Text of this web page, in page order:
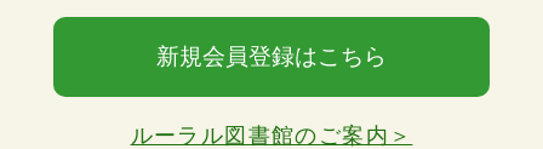
新規会員登録はこちら
ルーラル図書館のご案内＞